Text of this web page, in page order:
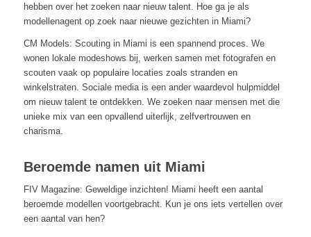
hebben over het zoeken naar nieuw talent. Hoe ga je als
modellenagent op zoek naar nieuwe gezichten in Miami?
CM Models: Scouting in Miami is een spannend proces. We
wonen lokale modeshows bij, werken samen met fotografen en
scouten vaak op populaire locaties zoals stranden en
winkelstraten. Sociale media is een ander waardevol hulpmiddel
om nieuw talent te ontdekken. We zoeken naar mensen met die
unieke mix van een opvallend uiterlijk, zelfvertrouwen en
charisma.
Beroemde namen uit Miami
FIV Magazine: Geweldige inzichten! Miami heeft een aantal
beroemde modellen voortgebracht. Kun je ons iets vertellen over
een aantal van hen?